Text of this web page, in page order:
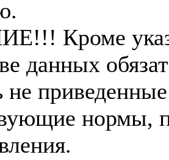
Кроме
данных
не приведенные
нормы,